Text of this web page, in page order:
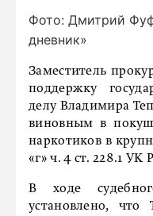
Фото: Дмитрий
дневник»
Заместитель
поддержку
делу Владимира
виновным в
наркотиков в
«г» ч. 4 ст. 228.1 УК
В ходе
установлено, что